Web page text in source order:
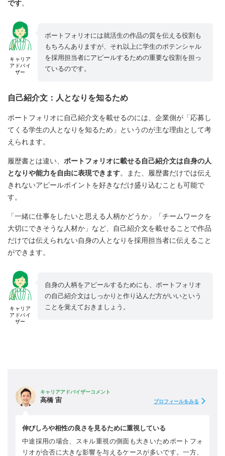
です。
キャリア
アドバイ
ザー
ポートフォリオには就活生の作品の質を伝える役割も
もちろんありますが、それ以上に学生のポテンシャル
を採用担当者にアピールするための重要な役割を担っ
ているのです。
自己紹介文：人となりを知るため
ポートフォリオに自己紹介文を載せるのには、企業側が「応募し
てくる学生の人となりを知るため」というのが主な理由として考
えられます。
履歴書とは違い、 ポートフォリオに載せる自己紹介文は自身の人
となりや能力を自由に表現できます。また、履歴書だけでは伝え
きれないアピールポイントを好きなだけ盛り込むことも可能で
す。
「一緒に仕事をしたいと思える人柄かどうか」「チームワークを
大切にできそうな人材か」など、自己紹介文を載せることで作品
だけでは伝えられない自身の人となりを採用担当者に伝えること
ができます。
キャリア
アドバイ
ザー
自身の人柄をアピールするためにも、ポートフォリオ
の自己紹介文はしっかりと作り込んだ方がいいという
ことを覚えておきましょう。
キャリアアドバイザーコメント
高橋 宙 プロフィールをみる
伸びしろや相性の良さを見るために重視している
中途採用の場合、スキル重視の側面も大きいためポートフォ
リオが合否に大きな影響を与えるケースが多いです。一方、